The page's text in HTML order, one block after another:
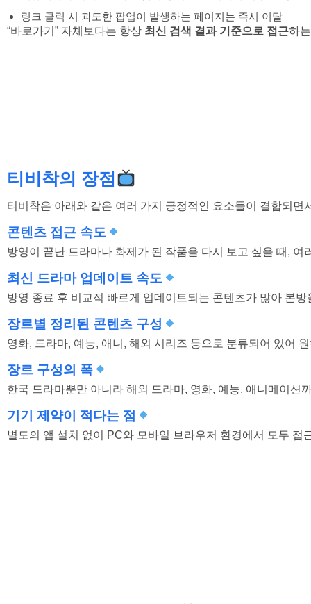
링크 클릭 시 과도한 팝업이 발생하는 페이지는 즉시 이탈
“바로가기” 자체보다는 항상 최신 검색 결과 기준으로 접근하
티비착의 장점
티비착은 아래와 같은 여러 가지 긍정적인 요소들이 결합되면
콘텐츠 접근 속도
방영이 끝난 드라마나 화제가 된 작품을 다시 보고 싶을 때,
최신 드라마 업데이트 속도
방영 종료 후 비교적 빠르게 업데이트되는 콘텐츠가 많아 본
장르별 정리된 콘텐츠 구성
영화, 드라마, 예능, 애니, 해외 시리즈 등으로 분류되어 있어
장르 구성의 폭
한국 드라마뿐만 아니라 해외 드라마, 영화, 예능, 애니메이
기기 제약이 적다는 점
별도의 앱 설치 없이 PC와 모바일 브라우저 환경에서 모두